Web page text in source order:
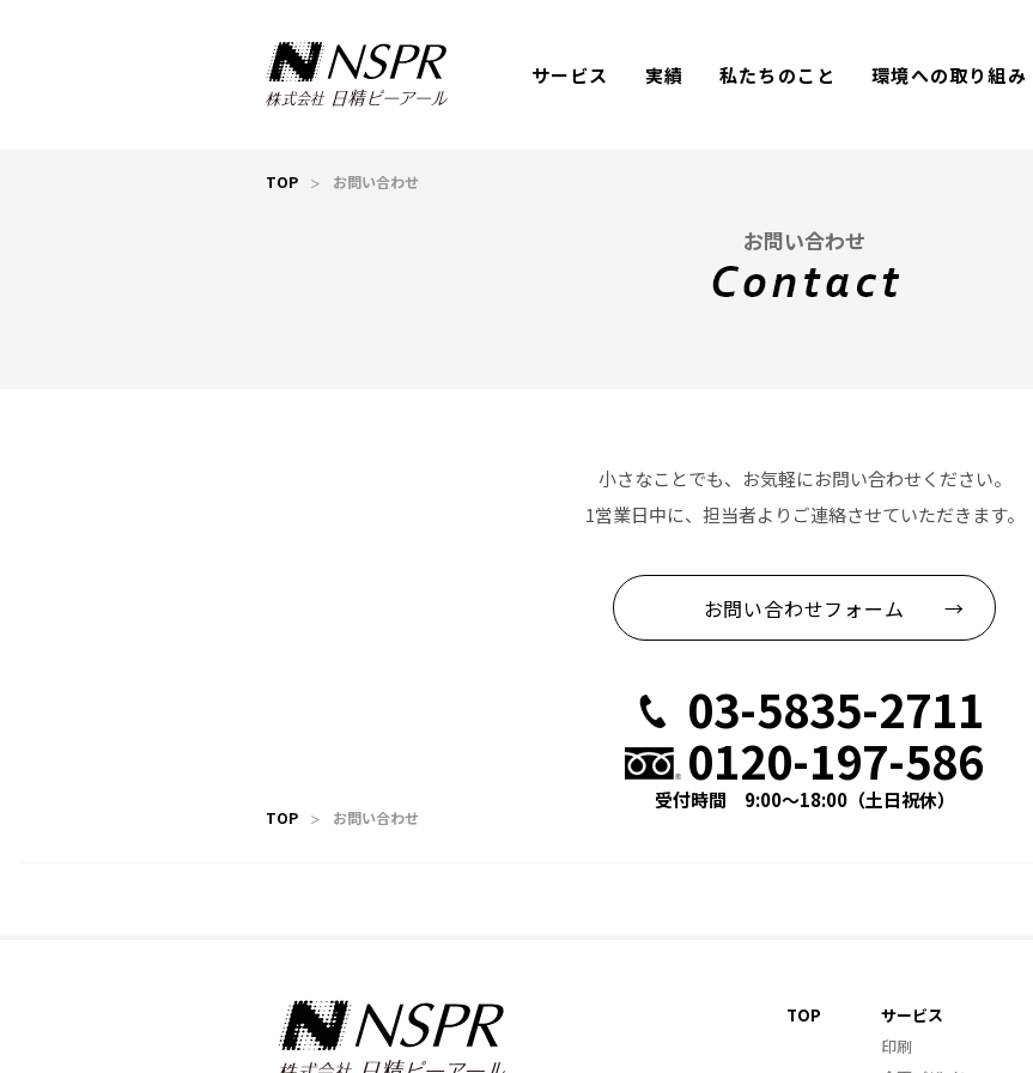
サービス 実績 私たちのこと 環境への取り組み
TOP お問い合わせ
お問い合わせ
小さなことでも、 お気軽にお問い合わせください。
1営業日中に、 担当者より ご連絡させていただきます。
お問い合わせフォーム →
03-5835-2711
0120-197-586
受付時間 9:00～18:00（土日祝休）
TOP お問い合わせ
TOP
サービス
印刷